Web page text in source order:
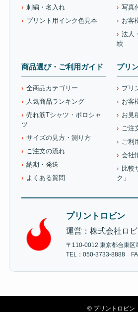
刺繍・名入れ
プリント用インク色見本
写真
お客
法人
績
商品選び・ご利用ガイド
全商品カテゴリー
人気商品ランキング
売れ筋Tシャツ・ポロシャ
ツ
サイズの見方・測り方
ご注文の流れ
納期・発送
よくある質問
プリ
プリ
お客
お見
ご注
ご利
会社
比較
ク」
プリントロビン
運営：株式会社ロ
〒110-0012 東京都台東区
TEL：050-3733-8888
© プリントロビン